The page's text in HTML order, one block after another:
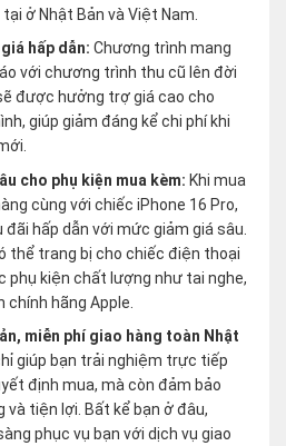
ở Nhật Bản và Việt Nam.
hấp dẫn:Chương trình mang
với chương trình thu cũ lên đời
được hưởng trợ giá cao cho
giúp giảm đáng kể chi phí khi
cho phụ kiện mua kèm: Khi mua
cùng với chiếc iPhone 16 Pro,
hấp dẫn với mức giảm giá sâu.
thể trang bị cho chiếc điện thoại
phụ kiện chất lượng như tai nghe,
chính hãng Apple.
miễn phí giao hàng toàn Nhật
giúp bạn trải nghiệm trực tiếp
định mua, mà còn đảm bảo
và tiện lợi. Bất kể bạn ở đâu,
phục vụ bạn với dịch vụ giao